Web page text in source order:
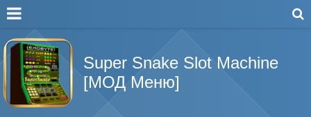
Super Snake Slot Machine
[МОД Меню]